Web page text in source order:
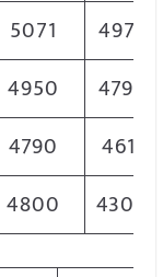
5071
4975
4950
4790
4790
4611
4800 4300